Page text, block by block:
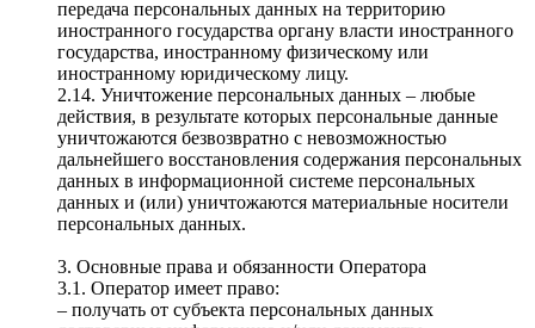
передача персональных данных на территорию
иностранного государства органу власти иностранного
государства, иностранному физическому или
иностранному юридическому лицу.
2.14. Уничтожение персональных данных – любые
действия, в результате которых персональные данные
уничтожаются безвозвратно с невозможностью
дальнейшего восстановления содержания персональных
данных в информационной системе персональных
данных и (или) уничтожаются материальные носители
персональных данных.
3. Основные права и обязанности Оператора
3.1. Оператор имеет право:
– получать от субъекта персональных данных